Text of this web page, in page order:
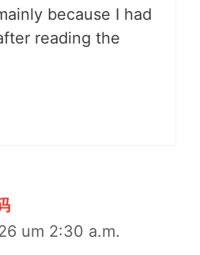
because I had
reading the
um 2:30 a.m.